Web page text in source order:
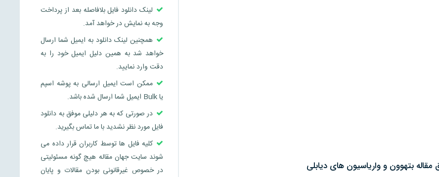
بتهوون و وارياسيون هاى ديابلى
لینک دانلود فایل بلافاصله بعد از پرداخت
وجه به نمایش در خواهد آمد.
همچنین لینک دانلود به ایمیل شما ارسال
خواهد شد به همین دلیل ایمیل خود را به
دقت وارد نمایید.
ممکن است ایمیل ارسالی به پوشه اسپم
یا Bulk ایمیل شما ارسال شده باشد.
در صورتی که به هر دلیلی موفق به دانلود
فایل مورد نظر نشدید با ما تماس بگیرید.
کلیه فایل ها توسط کاربران قرار داده می
شوند سایت جهان مقاله هیچ گونه مسئولیتی
در خصوص غیرقانونی بودن مقالات و پایان